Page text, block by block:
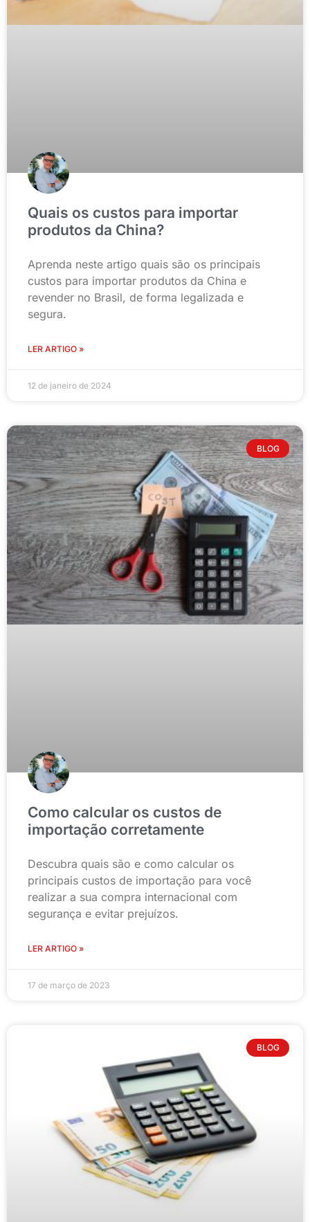
Quais os custos para importar
produtos da China?
Aprenda neste artigo quais são os principais
custos para importar produtos da China e
revender no Brasil, de forma legalizada e
segura.
LER ARTIGO »
12 de janeiro de 2024
BLOG
Como calcular os custos de
importação corretamente
Descubra quais são e como calcular os
principais custos de importação para você
realizar a sua compra internacional com
segurança e evitar prejuízos.
LER ARTIGO »
17 de março de 2023
BLOG